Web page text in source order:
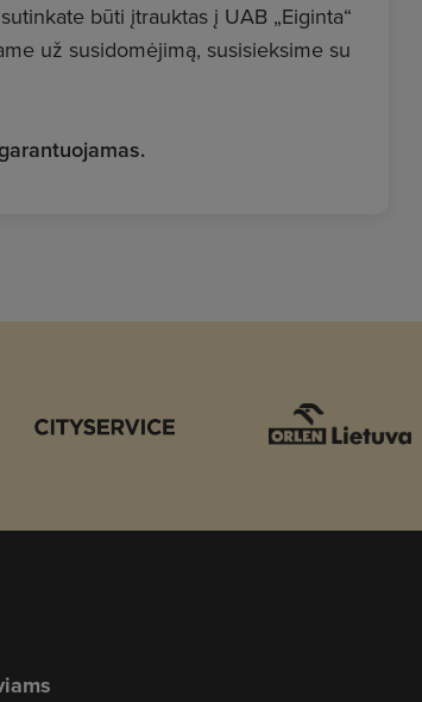
būti įtrauktas į UAB „Eiginta“
už susidomėjimą, susisieksime su